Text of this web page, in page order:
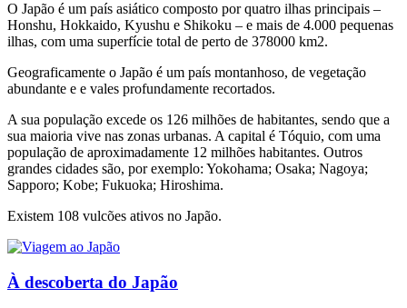
O Japão é um país asiático composto por quatro ilhas principais –
Honshu, Hokkaido, Kyushu e Shikoku – e mais de 4.000 pequenas
ilhas, com uma superfície total de perto de 378000 km2.
Geograficamente o Japão é um país montanhoso, de vegetação
abundante e e vales profundamente recortados.
A sua população excede os 126 milhões de habitantes, sendo que a
sua maioria vive nas zonas urbanas. A capital é Tóquio, com uma
população de aproximadamente 12 milhões habitantes. Outros
grandes cidades são, por exemplo: Yokohama; Osaka; Nagoya;
Sapporo; Kobe; Fukuoka; Hiroshima.
Existem 108 vulcões ativos no Japão.
À descoberta do Japão